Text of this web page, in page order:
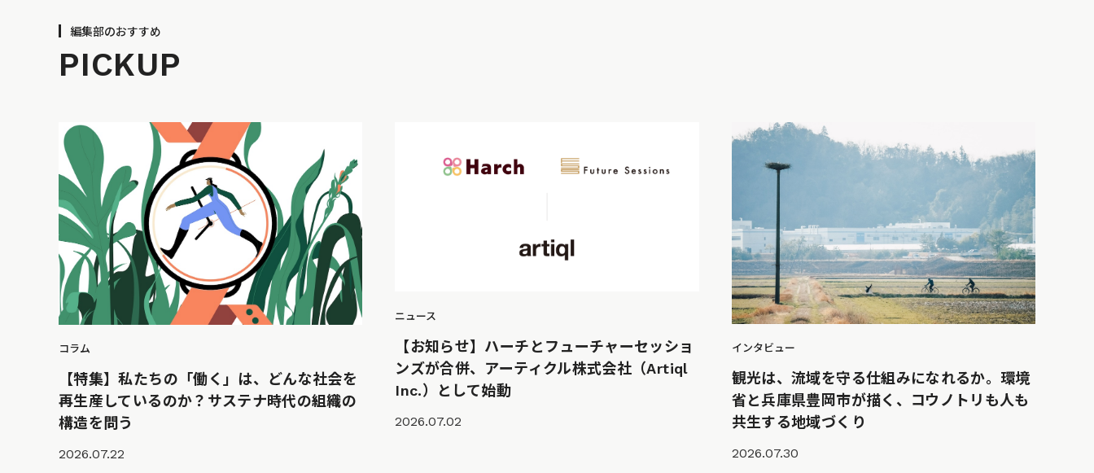
編集部のおすすめ
PICKUP
コラム
【特集】私たちの「働く」は、どんな社会を
再生産しているのか？サステナ時代の組織の
構造を問う
2026.07.22
ニュース
【お知らせ】ハーチとフューチャーセッショ
ンズが合併、アーティクル株式会社（Artiql
Inc.）として始動
2026.07.02
インタビュー
観光は、流域を守る仕組みになれるか。環境
省と兵庫県豊岡市が描く、コウノトリも人も
共生する地域づくり
2026.07.30